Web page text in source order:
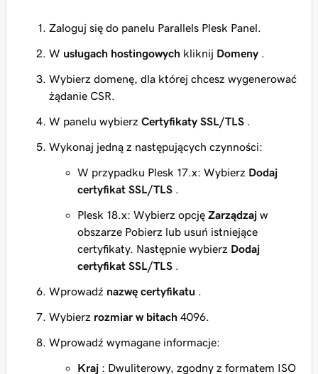
Zaloguj się do panelu Parallels Plesk Panel.
W usługach hostingowych kliknij Domeny
Wybierz domenę, dla której chcesz wygenerować
żądanie CSR.
W panelu wybierz Certyfikaty SSL/TLS
Wykonaj jedną z następujących czynności:
W przypadku Plesk 17.x: Wybierz Dodaj
certyfikat SSL/TLS
Plesk 18.x: Wybierz opcję Zarządzaj w
obszarze Pobierz lub usuń istniejące
certyfikaty. Następnie wybierz Dodaj
certyfikat SSL/TLS
Wprowadź nazwę certyfikatu
Wybierz rozmiar w bitach 4096.
Wprowadź wymagane informacje:
Kraj : Dwuliterowy, zgodny z formatem ISO